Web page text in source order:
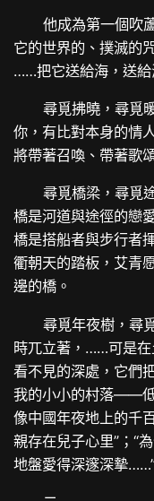
他成為第一個吹
它的世界的、撲滅的
……把它送給海，送給
尋覓拂曉，尋覓
你，有比對本身的情
將帶著召喚、帶著歌
尋覓橋梁，尋覓
橋是河道與途徑的戀
橋是搭船者與步行者
衢朝天的踏板，艾青
邊的橋。
尋覓年夜樹，尋
時兀立著，……可是在
看不見的深處，它們
我的小小的村落——
像中國年夜地上的千
親存在兒子心里”；“
地盤愛得深邃深摯